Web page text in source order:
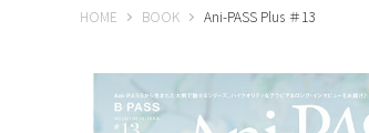
HOME B-PASS ONLINE
BOOK Ani-PASS Plus ＃13